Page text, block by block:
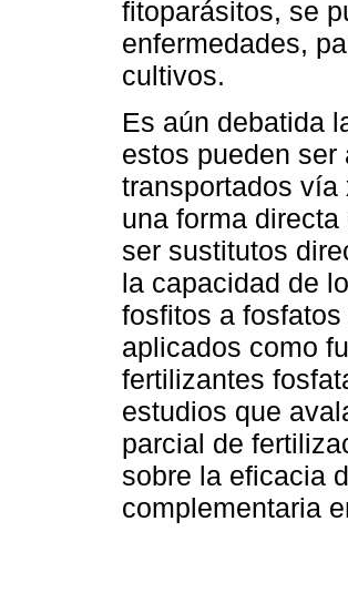
fitoparásitos, se
enfermedades,
cultivos.
Es aún debatida
estos pueden
transportados
una forma
ser sustitutos
la capacidad de
fosfitos a
aplicados como
fertilizantes
estudios que
parcial de
sobre la eficacia
complementaria